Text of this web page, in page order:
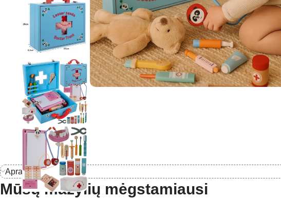
Aprašymas
Mūsų mažylių mėgstamiausi